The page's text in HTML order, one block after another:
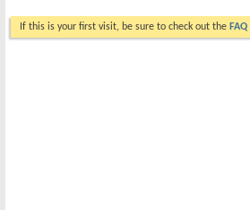
If this is your first visit, be sure to check out the FAQ